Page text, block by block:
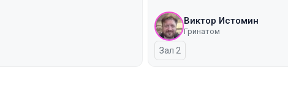
Виктор Истомин
Гринатом
Зал 2